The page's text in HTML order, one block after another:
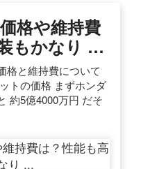
格や維持費
もかなり …
格と維持費について
トの価格 まずホンダ
約5億4000万円 だそ